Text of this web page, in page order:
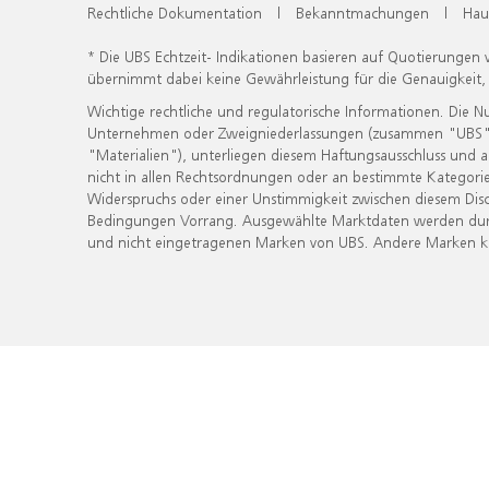
Rechtliche Dokumentation | Bekanntmachungen |
* Die UBS Echtzeit- Indikationen basieren auf
übernimmt dabei keine Gewährleistung für die
Wichtige rechtliche und regulatorische Informationen. Die
Unternehmen oder Zweigniederlassungen (zusammen
"Materialien"), unterliegen diesem Haftungsausschluss
nicht in allen Rechtsordnungen oder an bestimmte
Widerspruchs oder einer Unstimmigkeit zwischen diesem
Bedingungen Vorrang. Ausgewählte Marktdaten werden
und nicht eingetragenen Marken von UBS. Andere Marken